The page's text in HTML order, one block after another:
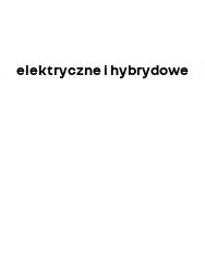
elektryczne i hybrydowe